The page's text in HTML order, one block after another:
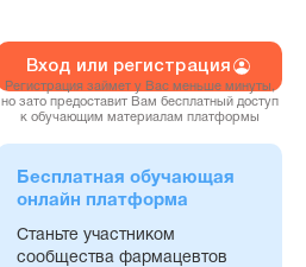
Вход или регистрация
Регистрация займет у Вас меньше минуты,
но зато предоставит Вам бесплатный доступ
к обучающим материалам платформы
Бесплатная обучающая
онлайн платформа
Станьте участником
сообщества фармацевтов